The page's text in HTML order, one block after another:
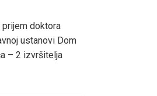
doktora
ustanovi Dom
– 2 izvršitelja